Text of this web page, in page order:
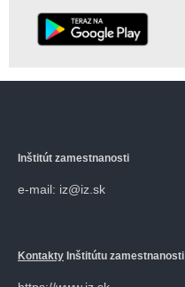
Inštitút zamestnanosti
e-mail: iz@iz.sk
Kontakty Inštitútu zamestnanosti